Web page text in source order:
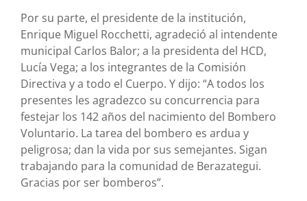
Por su parte, el presidente de la institución,
Enrique Miguel Rocchetti, agradeció al intendente
municipal Carlos Balor; a la presidenta del HCD,
Lucía Vega; a los integrantes de la Comisión
Directiva y a todo el Cuerpo. Y dijo: “A todos los
presentes les agradezco su concurrencia para
festejar los 142 años del nacimiento del Bombero
Voluntario. La tarea del bombero es ardua y
peligrosa; dan la vida por sus semejantes. Sigan
trabajando para la comunidad de Berazategui.
Gracias por ser bomberos”.